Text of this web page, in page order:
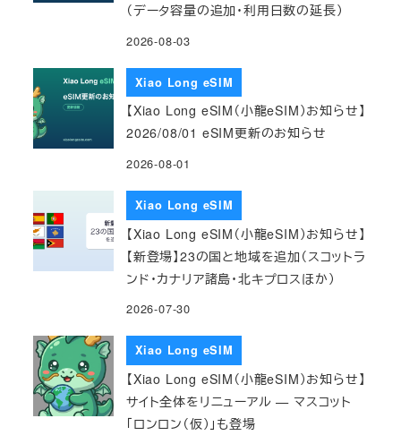
（データ容量の追加・利用日数の延長）
2026-08-03
Xiao Long eSIM
【Xiao Long eSIM（小龍eSIM）お知らせ】
2026/08/01 eSIM更新のお知らせ
2026-08-01
Xiao Long eSIM
【Xiao Long eSIM（小龍eSIM）お知らせ】
【新登場】23の国と地域を追加（スコットラ
ンド・カナリア諸島・北キプロスほか）
2026-07-30
Xiao Long eSIM
【Xiao Long eSIM（小龍eSIM）お知らせ】
サイト全体をリニューアル — マスコット
「ロンロン（仮）」も登場